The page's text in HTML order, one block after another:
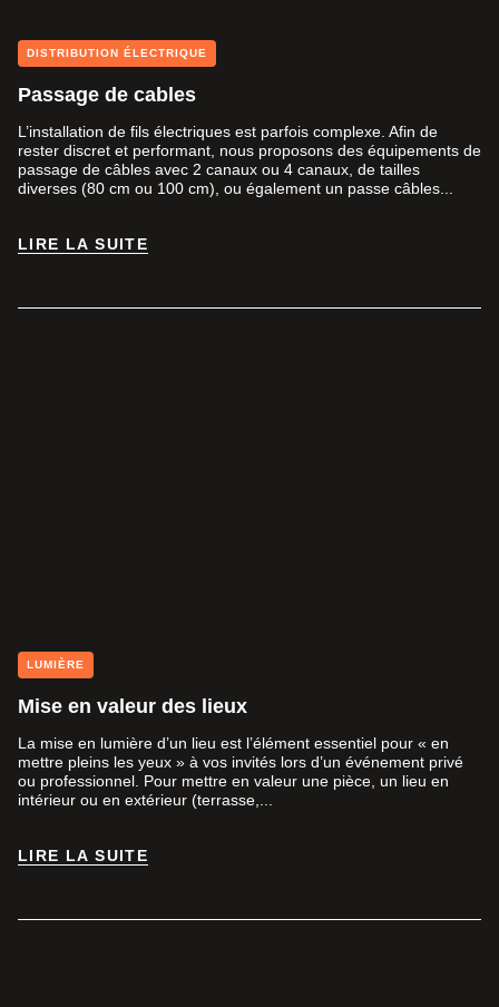
DISTRIBUTION ÉLECTRIQUE
Passage de cables
L’installation de fils électriques est parfois complexe. Afin de
rester discret et performant, nous proposons des équipements de
passage de câbles avec 2 canaux ou 4 canaux, de tailles
diverses (80 cm ou 100 cm), ou également un passe câbles...
LIRE LA SUITE
LUMIÈRE
Mise en valeur des lieux
La mise en lumière d’un lieu est l’élément essentiel pour « en
mettre pleins les yeux » à vos invités lors d’un événement privé
ou professionnel. Pour mettre en valeur une pièce, un lieu en
intérieur ou en extérieur (terrasse,...
LIRE LA SUITE